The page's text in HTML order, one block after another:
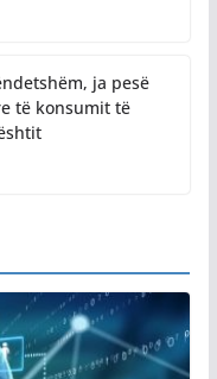
ja pesë
të konsumit të